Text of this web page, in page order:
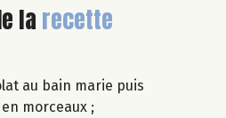
larecette
au bain marie puis
morceaux ;